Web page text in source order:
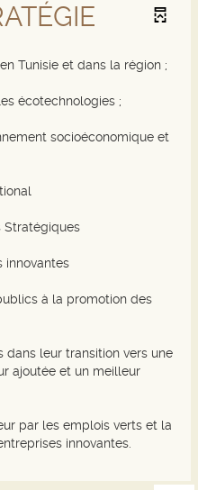
Tunisie et dans la région ;
écotechnologies ;
socioéconomique et
à la promotion des
leur transition vers une
ajoutée et un meilleur
par les emplois verts et la
innovantes.